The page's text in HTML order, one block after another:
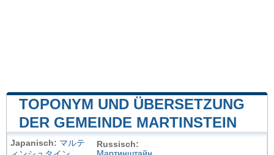
TOPONYM UND ÜBERSETZUNG
DER GEMEINDE MARTINSTEIN
Japanisch: マルテ
Russisch: